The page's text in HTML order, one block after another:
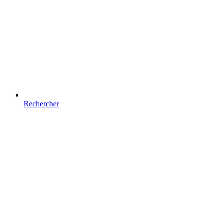
Rechercher